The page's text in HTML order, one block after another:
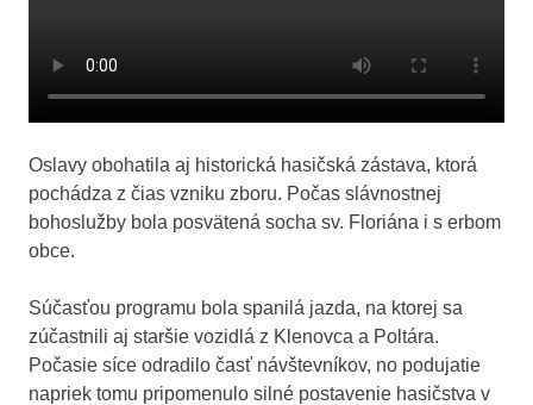
Oslavy obohatila aj historická hasičská zástava, ktorá
pochádza z čias vzniku zboru. Počas slávnostnej
bohoslužby bola posvätená socha sv. Floriána i s erbom
obce.
Súčasťou programu bola spanilá jazda, na ktorej sa
zúčastnili aj staršie vozidlá z Klenovca a Poltára.
Počasie síce odradilo časť návštevníkov, no podujatie
napriek tomu pripomenulo silné postavenie hasičstva v